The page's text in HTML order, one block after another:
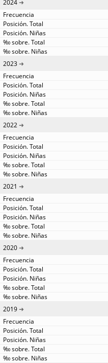
2024
2023
2022
2021
2020
2019